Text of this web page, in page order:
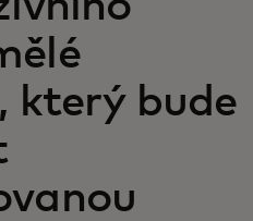
který bude